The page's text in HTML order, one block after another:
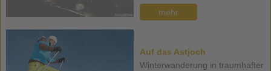
mehr
Auf das Astjoch
Winterwanderung in traumhafter